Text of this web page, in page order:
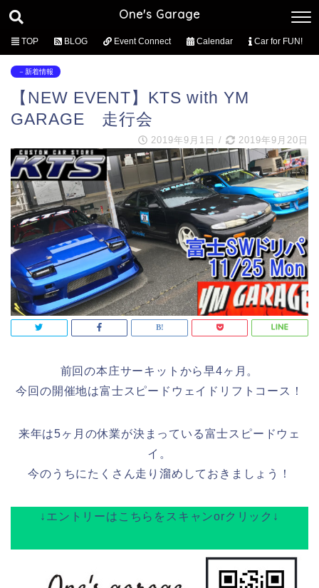
One's Garage
TOP BLOG Event Connect Calendar Car for FUN!
－新着情報
【NEW EVENT】KTS with YM
GARAGE 走行会
2019年9月1日 / 2019年9月20日
前回の本庄サーキットから早4ヶ月。
今回の開催地は富士スピードウェイドリフトコース！
来年は5ヶ月の休業が決まっている富士スピードウェ
イ。
今のうちにたくさん走り溜めしておきましょう！
↓エントリーはこちらをスキャンorクリック↓